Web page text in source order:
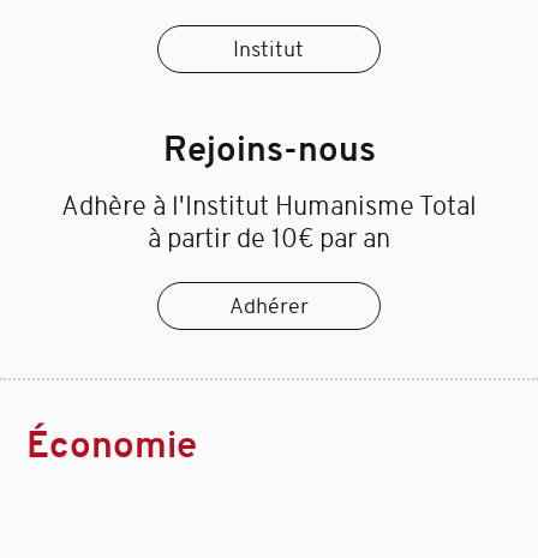
Institut
Rejoins-nous
Adhère à l'Institut Humanisme Total
à partir de 10€ par an
Adhérer
Économie